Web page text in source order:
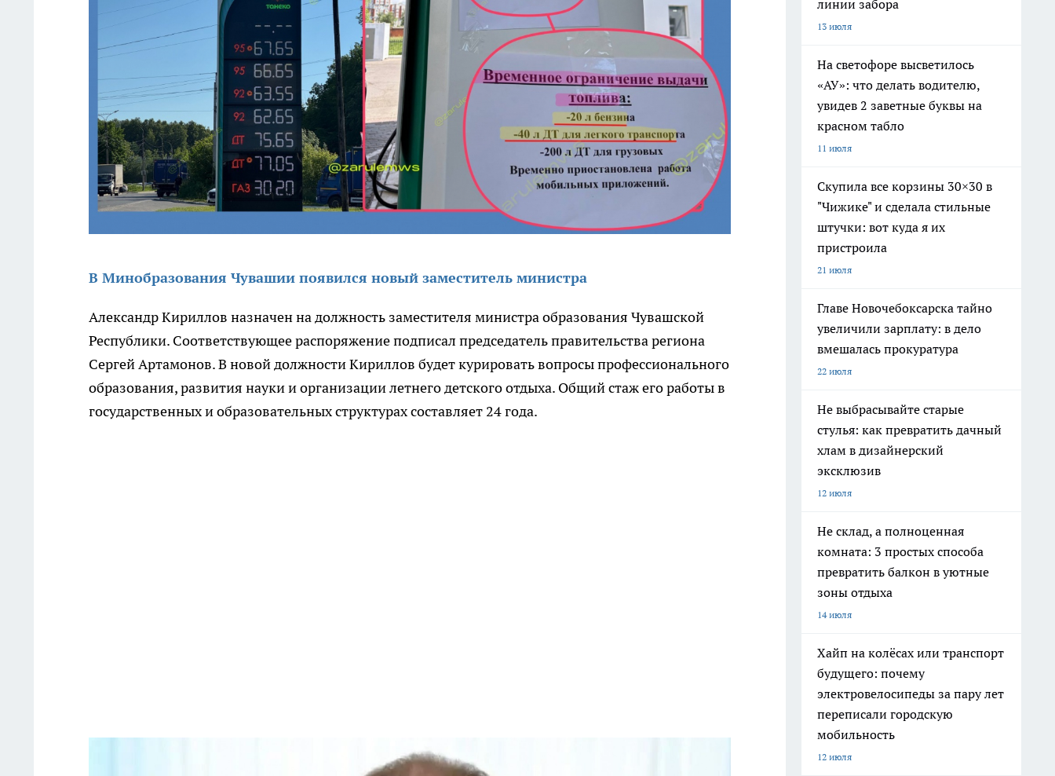
В Минобразования Чувашии появился новый заместитель министра
Александр Кириллов назначен на должность заместителя министра образования Чувашской
Республики. Соответствующее распоряжение подписал председатель правительства региона
Сергей Артамонов. В новой должности Кириллов будет курировать вопросы профессионального
образования, развития науки и организации летнего детского отдыха. Общий стаж его работы в
государственных и образовательных структурах составляет 24 года.
линии забора
13 июля
На светофоре высветилось
«АУ»: что делать водителю,
увидев 2 заветные буквы на
красном табло
11 июля
Скупила все корзины 30×30 в
"Чижике" и сделала стильные
штучки: вот куда я их
пристроила
21 июля
Главе Новочебоксарска тайно
увеличили зарплату: в дело
вмешалась прокуратура
22 июля
Не выбрасывайте старые
стулья: как превратить дачный
хлам в дизайнерский
эксклюзив
12 июля
Не склад, а полноценная
комната: 3 простых способа
превратить балкон в уютные
зоны отдыха
14 июля
Хайп на колёсах или транспорт
будущего: почему
электровелосипеды за пару лет
переписали городскую
мобильность
12 июля